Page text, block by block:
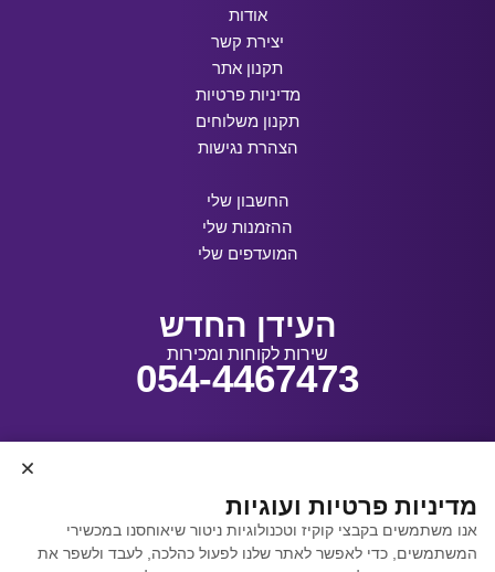
אודות
יצירת קשר
תקנון אתר
מדיניות פרטיות
תקנון משלוחים
הצהרת נגישות
החשבון שלי
ההזמנות שלי
המועדפים שלי
העידן החדש
שירות לקוחות ומכירות
054-4467473
קידום אתרים באמצעות
מדיניות פרטיות ועוגיות
אנו משתמשים בקבצי קוקיז וטכנולוגיות ניטור שיאוחסנו במכשירי
המשתמשים, כדי לאפשר לאתר שלנו לפעול כהלכה, לעבד ולשפר את